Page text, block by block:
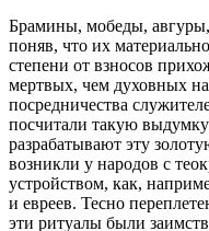
Брамины, мобеды,
поняв, что их
степени от взносов
мертвых, чем духовных
посредничества
посчитали такую
разрабатывают эту
возникли у народов с
устройством, как,
и евреев. Тесно
эти ритуалы были